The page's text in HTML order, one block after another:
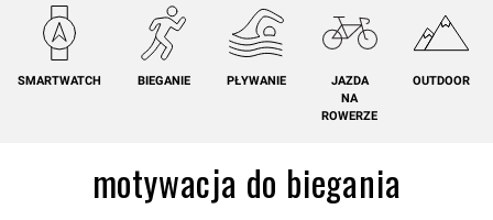
SMARTWATCH BIEGANIE PŁYWANIE
JAZDA
NA
ROWERZE
OUTDOOR
motywacja do biegania